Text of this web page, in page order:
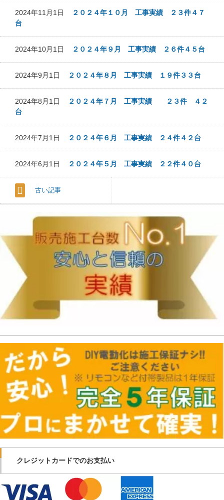
2024年11月1日
２０２４年１０月 工事実績 ２３件４７
台
2024年10月1日 ２０２４年９月 工事実績 ２６件４５台
2024年9月1日 ２０２４年８月 工事実績 １９件３３台
2024年8月1日
２０２４年７月 工事実績 ２３件 ４２
台
2024年7月1日 ２０２４年６月 工事実績 ２４件４２台
2024年6月1日 ２０２４年５月 工事実績 ２２件４０台
古い記事
クレジットカードでのお支払い